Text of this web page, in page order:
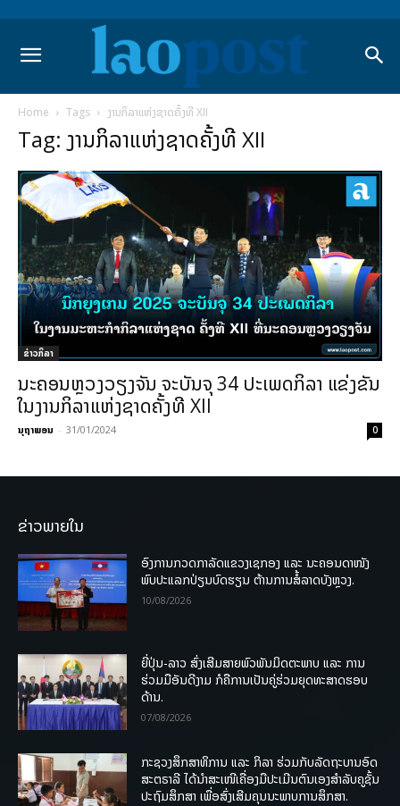
Home Tags ງານກິລາແຫ່ງຊາດຄັ້ງທີ XII
Tag: ງານກິລາແຫ່ງຊາດຄັ້ງທີ XII
ຂ່າວກິລາ
ນະຄອນຫຼວງວຽງຈັນ ຈະບັນຈຸ 34 ປະເພດກິລາ ແຂ່ງຂັນ
ໃນງານກິລາແຫ່ງຊາດຄັ້ງທີ XII
ນຸຖາພອນ - 31/01/2024 0
ຂ່າວພາຍໃນ
ອົງການກວດກາລັດແຂວງເຊກອງ ແລະ ນະຄອນດາໜັງ
ພົບປະແລກປ່ຽນບົດຮຽນ ຕ້ານການສໍ້ລາດບັງຫຼວງ.
10/08/2026
ຍີ່ປຸ່ນ-ລາວ ສົ່ງເສີມສາຍພົວພັນມິດຕະພາບ ແລະ ການ
ຮ່ວມມືອັນດີງາມ ກໍຄືການເປັນຄູ່ຮ່ວມຍຸດທະສາດຮອບ
ດ້ານ.
07/08/2026
ກະຊວງສຶກສາທິການ ແລະ ກິລາ ຮ່ວມກັບລັດຖະບານອົດ
ສະຕຣາລີ ໄດ້ນຳສະເໜີເຄື່ອງມືປະເມີນຕົນເອງສຳລັບຄູຊັ້ນ
ປະຖົມສຶກສາ ເພື່ອສົ່ງເສີມຄຸນນະພາບການສຶກສາ.